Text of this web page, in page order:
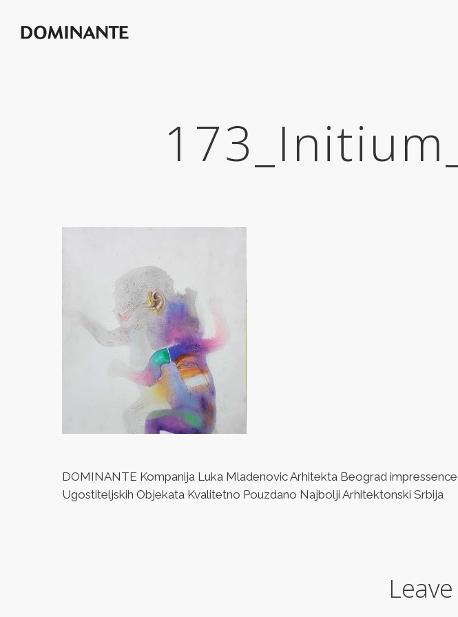
DOMINANTE Kompanija Luka Mladenovic Arhitekta Beograd
Ugostiteljskih Objekata Kvalitetno Pouzdano Najbolji Arhitektonski Srbija